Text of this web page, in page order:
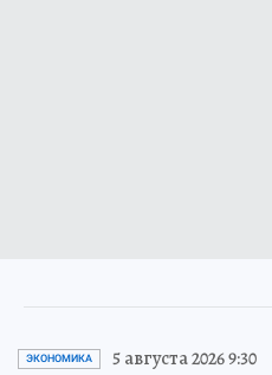
ЭКОНОМИКА 5 августа 2026 9:30